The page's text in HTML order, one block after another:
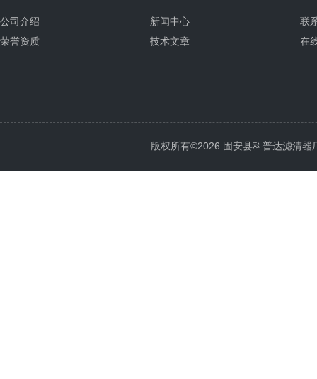
公司介绍
荣誉资质
新闻中心
技术文章
联
在
版权所有©2026 固安县科普达滤清